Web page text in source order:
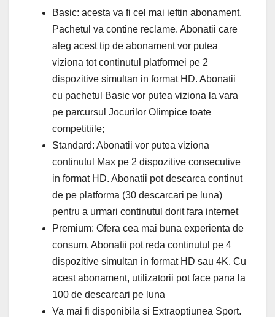
Basic: acesta va fi cel mai ieftin abonament.
Pachetul va contine reclame. Abonatii care
aleg acest tip de abonament vor putea
viziona tot continutul platformei pe 2
dispozitive simultan in format HD. Abonatii
cu pachetul Basic vor putea viziona la vara
pe parcursul Jocurilor Olimpice toate
competitiile;
Standard: Abonatii vor putea viziona
continutul Max pe 2 dispozitive consecutive
in format HD. Abonatii pot descarca continut
de pe platforma (30 descarcari pe luna)
pentru a urmari continutul dorit fara internet
Premium: Ofera cea mai buna experienta de
consum. Abonatii pot reda continutul pe 4
dispozitive simultan in format HD sau 4K. Cu
acest abonament, utilizatorii pot face pana la
100 de descarcari pe luna
Va mai fi disponibila si Extraoptiunea Sport.